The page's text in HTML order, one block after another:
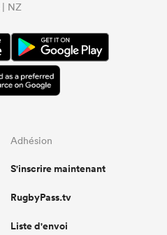
| NZ
Adhésion
S'inscrire maintenant
RugbyPass.tv
Liste d'envoi